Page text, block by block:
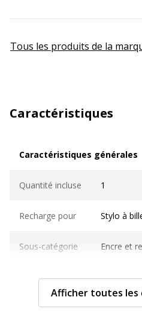
Tous les produits de la
Caractéristiques
Caractéristiques générales
Quantité incluse 1
Recharge pour Stylo à
Sous-catégorie Encre et
Type de produit Recharge
Caractéristiques techniques
Afficher toutes les